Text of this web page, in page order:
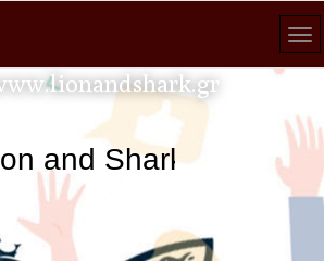
Shark κάθε